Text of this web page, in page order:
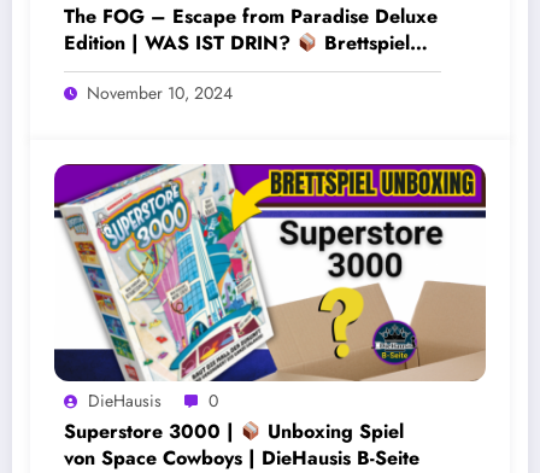
The FOG – Escape from Paradise Deluxe
Edition | WAS IST DRIN?
Brettspiel
auspacken
November 10, 2024
DieHausis 0
Superstore 3000 |
Unboxing Spiel
von Space Cowboys | DieHausis B-Seite